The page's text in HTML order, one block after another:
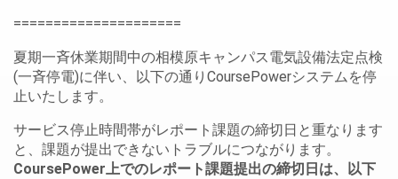
=====================
夏期一斉休業期間中の相模原キャンパス電気設備法定点検
(一斉停電)に伴い、以下の通りCoursePowerシステムを停
止いたします。
サービス停止時間帯がレポート課題の締切日と重なります
と、課題が提出できないトラブルにつながります。
CoursePower上でのレポート課題提出の締切日は、以下